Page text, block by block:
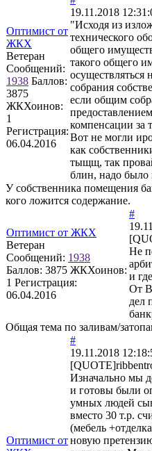
Оптимист от
ЖКХ
Ветеран
Сообщений:
1938 Баллов:
3875
ЖКХоинов:
1
Регистрация:
06.04.2016
19.11.2018
"Исходя из
технического
общего
такого общего
осуществляться
собрания
если общим
компенсации за
Вот не могли
как
тыщщ, так
блин, надо было
У собственника помещения
кого ложится содержание.
Оптимист от ЖКХ
Ветеран
Сообщений: 1938
Баллов: 3875 ЖКХоинов:
1 Регистрация:
06.04.2016
#
Не
и
От
дел
Общая тема по заливам/
Оптимист от
#
19.11.2018
[QUOTE]
Изначально мы
и готовы были
умных людей сын
вместо 30 т.р.
(мебель
новую